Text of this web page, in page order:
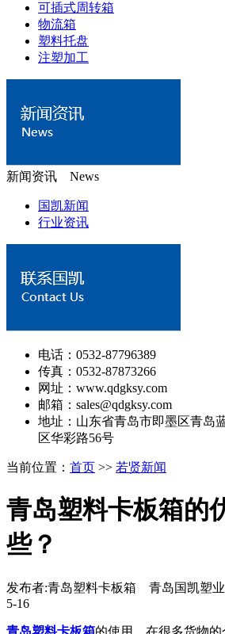
可插式周转箱
物流箱
塑料托盘
注塑加工
新闻资讯 News
国凯新闻
行业资讯
电话：0532-87796389
传真：0532-87873266
网址：www.qdgksy.com
邮箱：sales@qdgksy.com
地址：山东省青岛市即墨区青岛
区华彩路56号
当前位置： 首页 >> 若贤新闻
青岛塑料卡板箱的
些？
发布者:青岛塑料卡板箱 青岛国凯塑
5-16
青岛塑料卡板箱的使用，在很多货物